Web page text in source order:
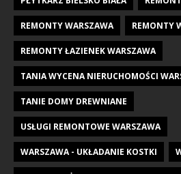
REMONTY WARSZAWA REMONTY
REMONTY ŁAZIENEK WARSZAWA
TANIA WYCENA NIERUCHOMOŚCI
TANIE DOMY DREWNIANE
USŁUGI REMONTOWE WARSZAWA
WARSZAWA - UKŁADANIE KOSTKI